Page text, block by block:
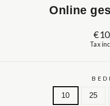
Online
price
Tax
10 25